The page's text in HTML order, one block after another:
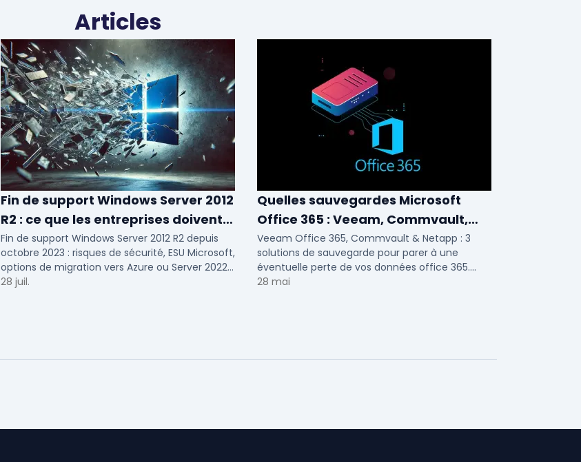
Articles
Fin de support Windows Server 2012
R2 : ce que les entreprises doivent
savoir
Fin de support Windows Server 2012 R2 depuis
octobre 2023 : risques de sécurité, ESU Microsoft,
options de migration vers Azure ou Server 2022
pour TPE, PME et ETI.
28 juil.
Quelles sauvegardes Microsoft
Office 365 : Veeam, Commvault,
Netapp
Veeam Office 365, Commvault & Netapp : 3
solutions de sauvegarde pour parer à une
éventuelle perte de vos données office 365.
Voici notre ...
28 mai